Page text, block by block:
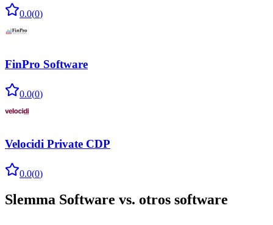
0.0(0)
FinPro Software
0.0(0)
Velocidi Private CDP
0.0(0)
Slemma Software vs. otros software